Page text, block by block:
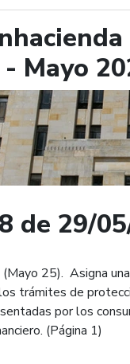
Mayo
de 29/
(Mayo 25). Asigna
trámites de
por los
(Página 1)